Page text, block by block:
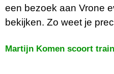
een bezoek aan Vrone
bekijken. Zo weet je
Martijn Komen scoort